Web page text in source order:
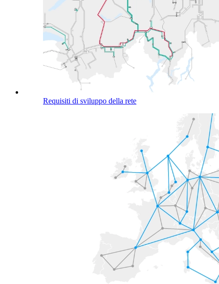
Requisiti di sviluppo della rete